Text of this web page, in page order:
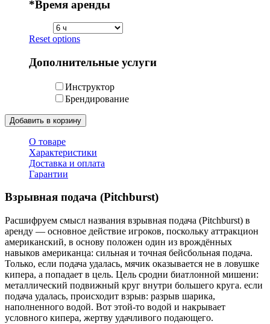
*Время аренды
Reset options
Дополнительные услуги
Инструктор
Брендирование
Добавить в корзину
О товаре
Характеристики
Доставка и оплата
Гарантии
Взрывная подача (Pitchburst)
Расшифруем смысл названия взрывная подача (Pitchburst) в
аренду — основное действие игроков, поскольку аттракцион
американский, в основу положен один из врождённых
навыков американца: сильная и точная бейсбольная подача.
Только, если подача удалась, мячик оказывается не в ловушке
кипера, а попадает в цель. Цель сродни биатлонной мишени:
металлический подвижный круг внутри большего круга. если
подача удалась, происходит взрыв: разрыв шарика,
наполненного водой. Вот этой-то водой и накрывает
условного кипера, жертву удачливого подающего.